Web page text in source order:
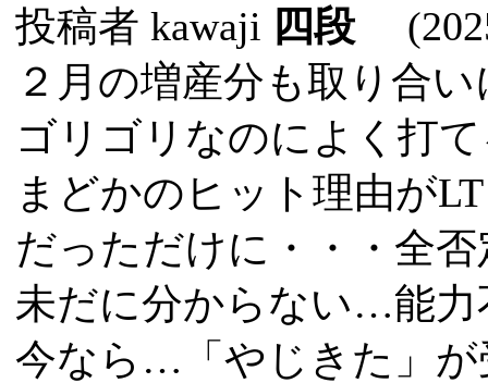
投稿者 kawaji 四段
２月の増産分も取り合
ゴリゴリなのによく打
まどかのヒット理由が
だっただけに・・・全
未だに分からない…能力
今なら…「やじきた」